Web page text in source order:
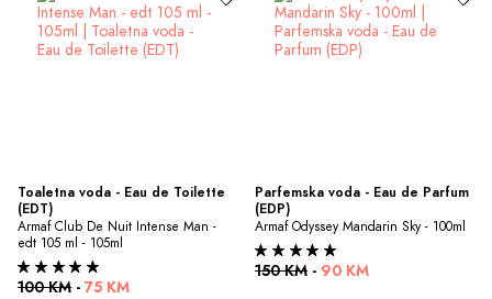
Toaletna voda - Eau de Toilette
(EDT)
Armaf Club De Nuit Intense Man -
edt 105 ml - 105ml
100 KM - 75 KM
Parfemska voda - Eau de Parfum
(EDP)
Armaf Odyssey Mandarin Sky - 100ml
150 KM - 90 KM